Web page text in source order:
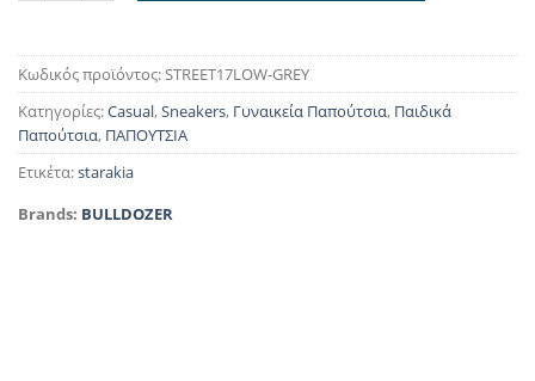
Κωδικός προϊόντος: STREET17LOW-GREY
Κατηγορίες:Casual,Sneakers, Γυναικεία Παπούτσια, Παιδικά
Παπούτσια, ΠΑΠΟΥΤΣΙΑ
Ετικέτα:starakia
Brands: BULLDOZER